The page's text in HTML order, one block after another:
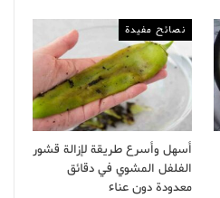
نصائح مفيدة
أسهل وأسرع طريقة لإزالة قشور
الفلفل المشوي في دقائق
معدودة دون عناء